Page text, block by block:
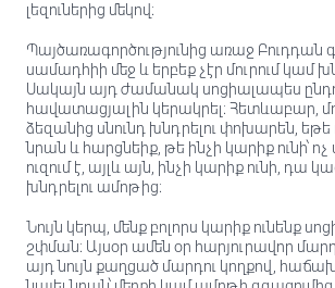
լեզուներից մեկով։
Պայծառագործությունից առաջ Բուդդան
սամադհիի մեջ և երբեք չէր մուրում կամ
Սակայն այդ ժամանակ սոցիալապես
հավատացյալին կերակրել։ Հետևաբար,
ձեզանից սնունդ խնդրելու փոխարեն, եթե
նրան և հարցնեիք, թե ինչի կարիք ունի՝ ոչ
ուզում է, այլև այն, ինչի կարիք ունի, դա
խնդրելու ամոթից։
Նույն կերպ, մենք բոլորս կարիք ունենք
շփման։ Այսօր ամեն օր հարյուրավոր
այդ նույն քաղցած մարդու կողքով,